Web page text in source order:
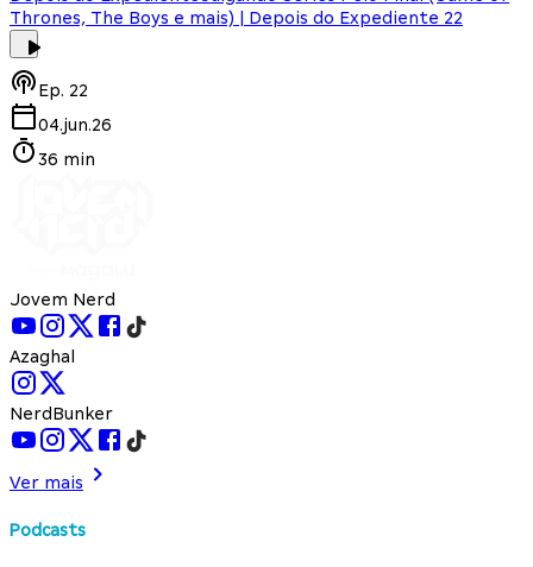
Thrones, The Boys e mais) | Depois do Expediente 22
Ep. 22
04.jun.26
36 min
Jovem Nerd
Azaghal
NerdBunker
Ver mais
Podcasts